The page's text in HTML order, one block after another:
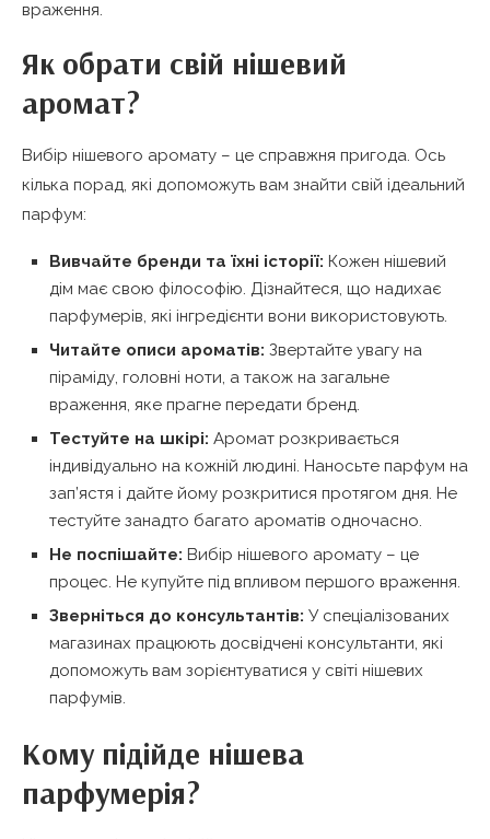
враження.
Як обрати свій нішевий
аромат?
Вибір нішевого аромату – це справжня пригода. Ось
кілька порад, які допоможуть вам знайти свій ідеальний
парфум:
Вивчайте бренди та їхні історії: Кожен нішевий
дім має свою філософію. Дізнайтеся, що надихає
парфумерів, які інгредієнти вони використовують.
Читайте описи ароматів: Звертайте увагу на
піраміду, головні ноти, а також на загальне
враження, яке прагне передати бренд.
Тестуйте на шкірі: Аромат розкривається
індивідуально на кожній людині. Наносьте парфум на
зап’ястя і дайте йому розкритися протягом дня. Не
тестуйте занадто багато ароматів одночасно.
Не поспішайте: Вибір нішевого аромату – це
процес. Не купуйте під впливом першого враження.
Зверніться до консультантів: У спеціалізованих
магазинах працюють досвідчені консультанти, які
допоможуть вам зорієнтуватися у світі нішевих
парфумів.
Кому підійде нішева
парфумерія?